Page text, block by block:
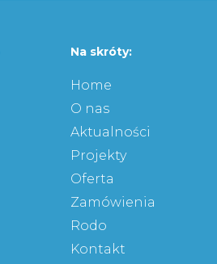
Na skróty:
Home
O nas
Aktualności
Projekty
Oferta
Zamówienia
Rodo
Kontakt